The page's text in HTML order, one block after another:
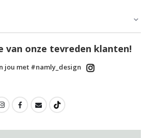
van onze tevreden klanten!
jou met #namly_design